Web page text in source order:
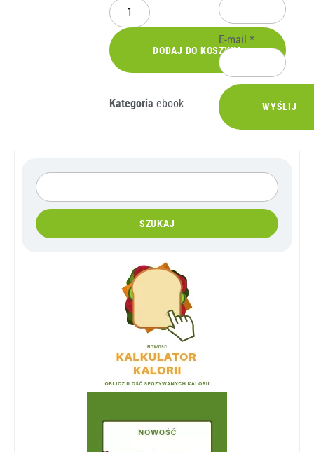
DODAJ DO KOSZYKA
Kategoria ebook
E-mail *
SZUKAJ